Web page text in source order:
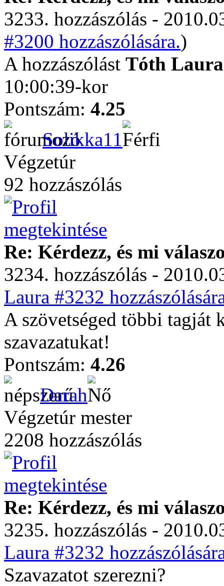
3233. hozzászólás -
#3200 hozzászólására.)
A hozzászólást Tóth Laura
10:00:39-kor
Pontszám: 4.25
Solikka11
Végzetúr
92 hozzászólás
Re: Kérdezz, és mi
3234. hozzászólás -
Laura #3232
A szövetséged többi tagját
szavazatukat!
Pontszám: 4.26
Darah
Végzetúr mester
2208 hozzászólás
Re: Kérdezz, és mi
3235. hozzászólás -
Laura #3232
Szavazatot szerezni?